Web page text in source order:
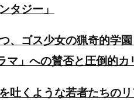
タジー」
、ゴス少女の猟奇的学
マ」への賛否と圧倒的カ
吐くような若者たちの